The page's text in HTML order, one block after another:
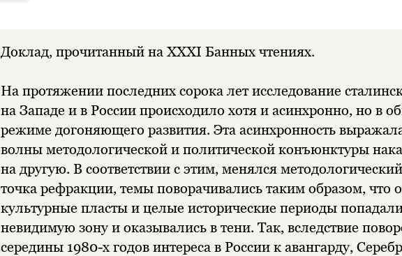
Доклад, прочитанный на XXXI Банных чтениях.
На протяжении последних сорока лет исследование
на Западе и в России происходило хотя и асинхронно, но в
режиме догоняющего развития. Эта асинхронность
волны методологической и политической конъюнктуры
на другую. В соответствии с этим, менялся
точка рефракции, темы поворачивались таким образом, что
культурные пласты и целые исторические периоды
невидимую зону и оказывались в тени. Так, вследствие
середины 1980-х годов интереса в России к авангарду,